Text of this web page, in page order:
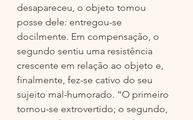
desapareceu, o objeto tomou
posse dele: entregou-se
docilmente. Em compensação, o
segundo sentiu uma resistência
crescente em relação ao objeto e,
finalmente, fez-se cativo do seu
sujeito mal-humorado. “O primeiro
tornou-se extrovertido; o segundo,